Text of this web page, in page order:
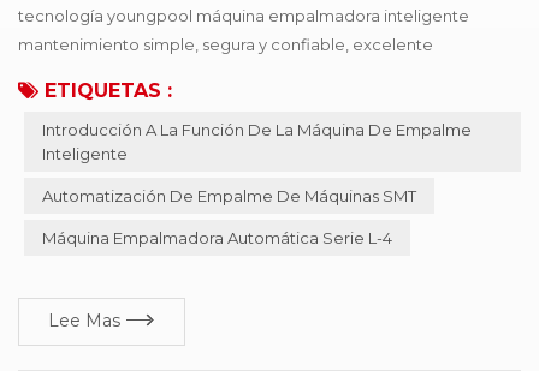
tecnología youngpool máquina empalmadora inteligente
mantenimiento simple, segura y confiable, excelente
automatización de la industria SMT sigue evolucionando,, pero
la automatización de la alimentación de máquinas SMT se ha
estancado. ¿Cómo gestionar el trabajo de recepción de
material de forma científica y sistemática? ¿Cómo realizar el
ETIQUETAS :
Introducción A La Función De La Máquina De Empalme
Inteligente
Automatización De Empalme De Máquinas SMT
Máquina Empalmadora Automática Serie L-4
Lee Mas